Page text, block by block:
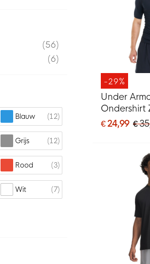
-29%
Under
Ondershirt
€ 24,99 €
56
6
Blauw 12
Grijs 12
Rood 3
Wit 7